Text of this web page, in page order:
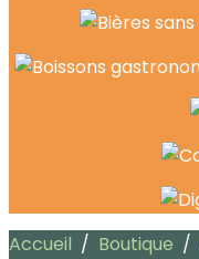
Accueil / Boutique /